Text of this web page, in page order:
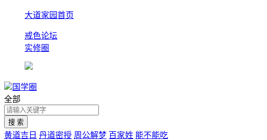
大道家园首页
戒色论坛
实修圈
国学圈
全部
黄道吉日 丹道密授 周公解梦 百家姓 能不能吃